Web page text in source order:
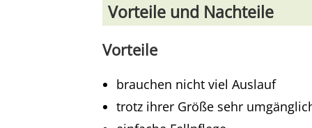
Vorteile und Nachteile
Vorteile
brauchen nicht viel Auslauf
trotz ihrer Größe sehr